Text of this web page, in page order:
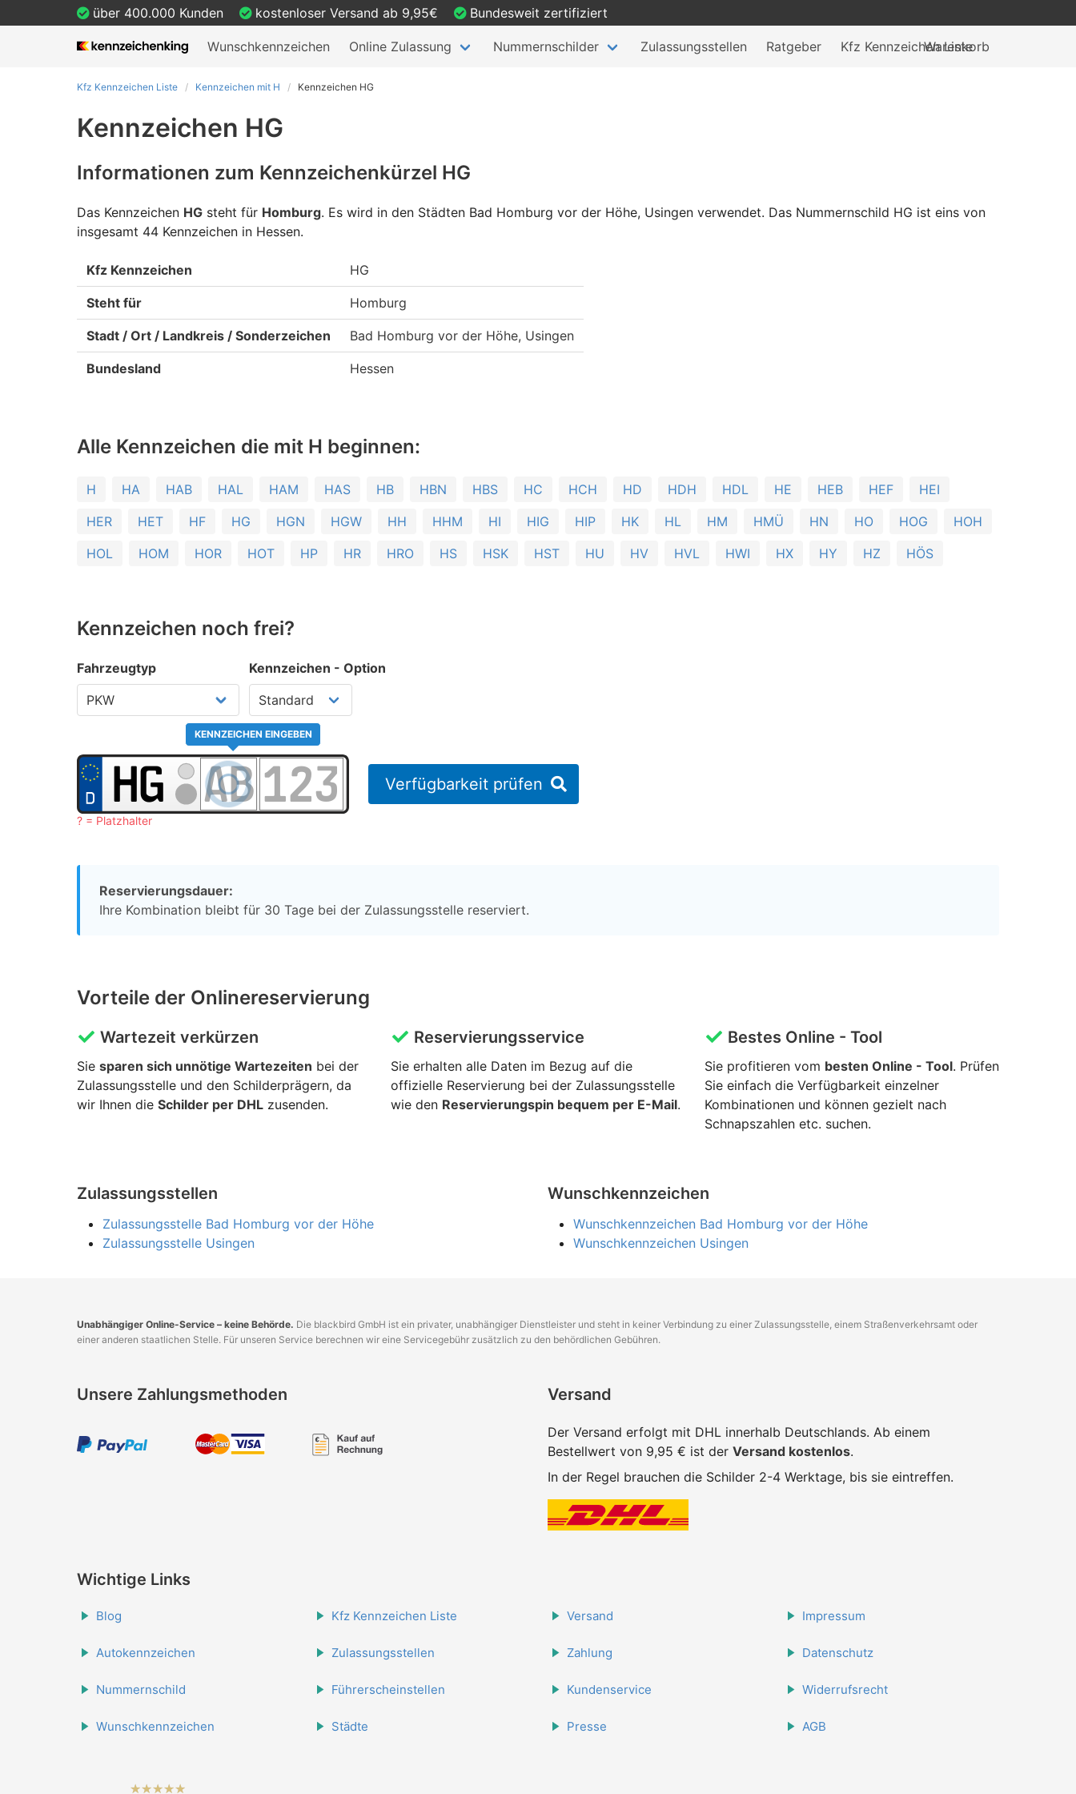
über 400.000 Kunden kostenloser Versand ab 9,95€ Bundesweit zertifiziert
Wunschkennzeichen Online Zulassung Nummernschilder Zulassungsstellen Ratgeber Kfz Kennzeichen Liste
Warenkorb
Kfz Kennzeichen Liste Kennzeichen mit H Kennzeichen HG
Kennzeichen HG
Informationen zum Kennzeichenkürzel HG
Das Kennzeichen HG steht für Homburg. Es wird in den Städten Bad Homburg vor der Höhe, Usingen verwendet. Das Nummernschild HG ist eins von
insgesamt 44 Kennzeichen in Hessen.
Kfz Kennzeichen HG
Steht für Homburg
Stadt / Ort / Landkreis / Sonderzeichen Bad Homburg vor der Höhe, Usingen
Bundesland Hessen
Alle Kennzeichen die mit H beginnen:
H HA HAB HAL HAM HAS HB HBN HBS HC HCH HD HDH HDL HE HEB HEF
HEI
HER
HET HF HG HGN HGW HH HHM HI HIG HIP HK HL HM HMÜ HN HO HOG
HOH
HOL
HOM HOR HOT HP HR HRO HS HSK HST HU HV HVL HWI HX HY HZ HÖS
Kennzeichen noch frei?
Fahrzeugtyp Kennzeichen - Option
KENNZEICHEN EINGEBEN
? = Platzhalter
Verfügbarkeit prüfen
Reservierungsdauer:
Ihre Kombination bleibt für 30 Tage bei der Zulassungsstelle reserviert.
Vorteile der Onlinereservierung
Wartezeit verkürzen
Sie sparen sich unnötige Wartezeiten bei der
Zulassungsstelle und den Schilderprägern, da
wir Ihnen die Schilder per DHL zusenden.
Reservierungsservice
Sie erhalten alle Daten im Bezug auf die
offizielle Reservierung bei der Zulassungsstelle
wie den Reservierungspin bequem per E-Mail.
Bestes Online - Tool
Sie profitieren vom besten Online - Tool. Prüfen
Sie einfach die Verfügbarkeit einzelner
Kombinationen und können gezielt nach
Schnapszahlen etc. suchen.
Zulassungsstellen
Zulassungsstelle Bad Homburg vor der Höhe
Zulassungsstelle Usingen
Wunschkennzeichen
Wunschkennzeichen Bad Homburg vor der Höhe
Wunschkennzeichen Usingen
Unabhängiger Online-Service – keine Behörde. Die blackbird GmbH ist ein privater, unabhängiger Dienstleister und steht in keiner Verbindung zu einer Zulassungsstelle, einem Straßenverkehrsamt oder
einer anderen staatlichen Stelle. Für unseren Service berechnen wir eine Servicegebühr zusätzlich zu den behördlichen Gebühren.
Unsere Zahlungsmethoden Versand
Der Versand erfolgt mit DHL innerhalb Deutschlands. Ab einem
Bestellwert von 9,95 € ist der Versand kostenlos.
In der Regel brauchen die Schilder 2-4 Werktage, bis sie eintreffen.
Wichtige Links
Blog
Autokennzeichen
Nummernschild
Wunschkennzeichen
Kfz Kennzeichen Liste
Zulassungsstellen
Führerscheinstellen
Städte
Versand
Zahlung
Kundenservice
Presse
Impressum
Datenschutz
Widerrufsrecht
AGB